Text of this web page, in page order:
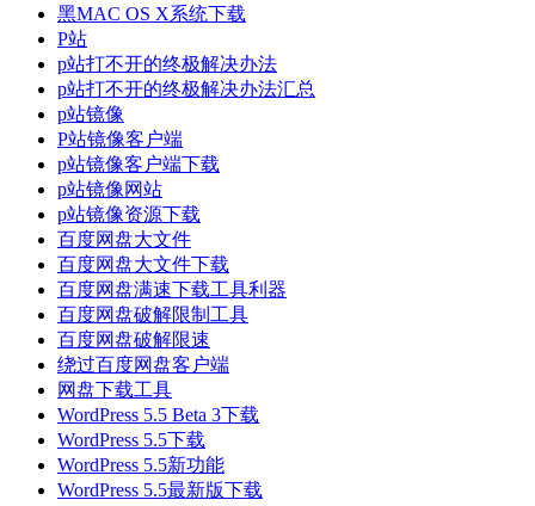
黑MAC OS X系统下载
P站
p站打不开的终极解决办法
p站打不开的终极解决办法汇总
p站镜像
P站镜像客户端
p站镜像客户端下载
p站镜像网站
p站镜像资源下载
百度网盘大文件
百度网盘大文件下载
百度网盘满速下载工具利器
百度网盘破解限制工具
百度网盘破解限速
绕过百度网盘客户端
网盘下载工具
WordPress 5.5 Beta 3下载
WordPress 5.5下载
WordPress 5.5新功能
WordPress 5.5最新版下载